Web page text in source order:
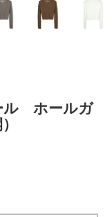
ル ホールガ